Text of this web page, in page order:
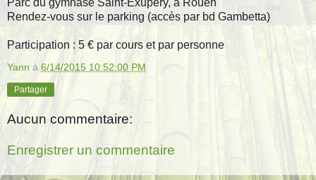
Rendez-vous sur le parking (accès par bd Gambetta)
Participation : 5 € par cours et par personne
Yann à 6/14/2015 10:52:00 PM
Partager
Aucun commentaire:
Enregistrer un commentaire